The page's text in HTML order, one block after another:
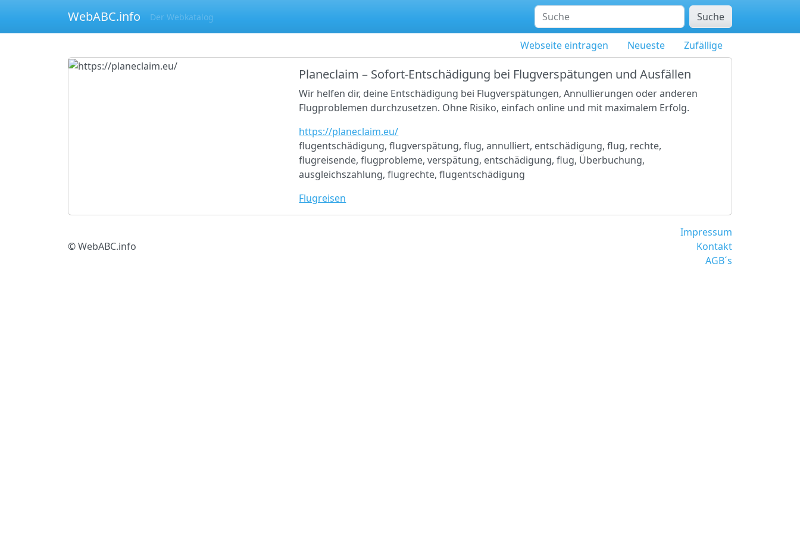
WebABC.info Der Webkatalog Suche
Webseite eintragen Neueste Zufällige
Planeclaim – Sofort-Entschädigung bei Flugverspätungen und Ausfällen
Wir helfen dir, deine Entschädigung bei Flugverspätungen, Annullierungen oder anderen
Flugproblemen durchzusetzen. Ohne Risiko, einfach online und mit maximalem Erfolg.
https://planeclaim.eu/
flugentschädigung, flugverspätung, flug, annulliert, entschädigung, flug, rechte,
flugreisende, flugprobleme, verspätung, entschädigung, flug, Überbuchung,
ausgleichszahlung, flugrechte, flugentschädigung
Flugreisen
© WebABC.info
Impressum
Kontakt
AGB´s